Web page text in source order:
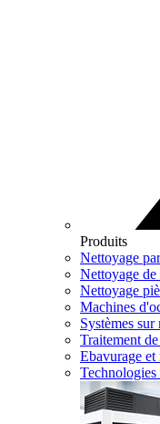
Produits
Nettoyage
Nettoyage de
Nettoyage
Machines
Systèmes sur
Traitement
Ebavurage et